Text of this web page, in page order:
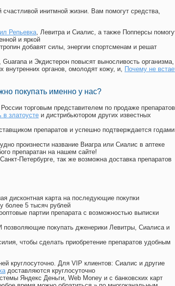
инитмной жизни. Вам помогут средства,
Репьевка, Левитра и Сиалис, а также Попперсы
и яркой
добавят силы, энергии спортсменам и решат
и Экдистерон повысят выносливость организма,
внутренних органов, омолодят кожу, и, Почему не
покупать именно у нас?
торговым представителем по продаже препаратов
в златоусте и дистрибьютором других известных
препаратов и успешно подтверждается годами
произнести название Виагра или Сиалис в аптеке
препаратан на нашем сайте!
Петербурге, так же возможна доставка препаратов
дисконтная карта на последующие покупки
более 5 тысяч рублей
партии препарата с возможностью выписки
покупать дженерики Левитры, Сиалиса и
чтобы сделать приобретение препаратов удобным
круглосуточно. Для VIP клиентов: Сиалис и другие
доставляются круглосуточно
Яндекс Деньги, Web Money и с банковских карт